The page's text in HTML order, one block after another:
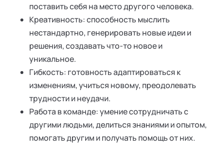
поставить себя на место другого человека.
Креативность: способность мыслить
нестандартно, генерировать новые идеи и
решения, создавать что-то новое и
уникальное.
Гибкость: готовность адаптироваться к
изменениям, учиться новому, преодолевать
трудности и неудачи.
Работа в команде: умение сотрудничать с
другими людьми, делиться знаниями и опытом,
помогать другим и получать помощь от них.